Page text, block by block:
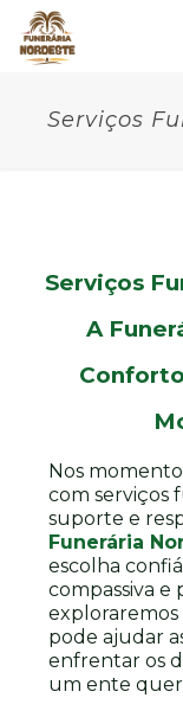
Serviços
Serviços
A
Nos
com serviços
suporte e
Funerária
escolha
compassiva e
exploraremos
pode ajudar
enfrentar os
um ente